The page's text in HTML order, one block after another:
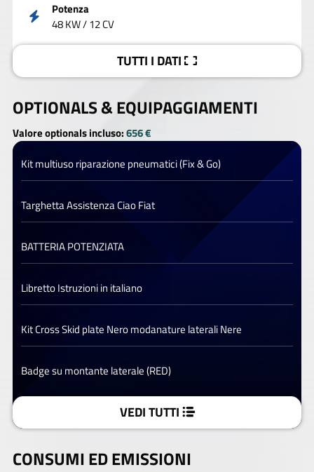
Potenza
48 KW / 12 CV
TUTTI I DATI
OPTIONALS &EQUIPAGGIAMENTI
Valore optionals incluso:656 €
Kit multiuso riparazione pneumatici (Fix & Go)
Targhetta Assistenza Ciao Fiat
BATTERIA POTENZIATA
Libretto Istruzioni in italiano
Kit Cross Skid plate Nero modanature laterali Nere
Badge su montante laterale (RED)
VEDI TUTTI
CONSUMI ED EMISSIONI